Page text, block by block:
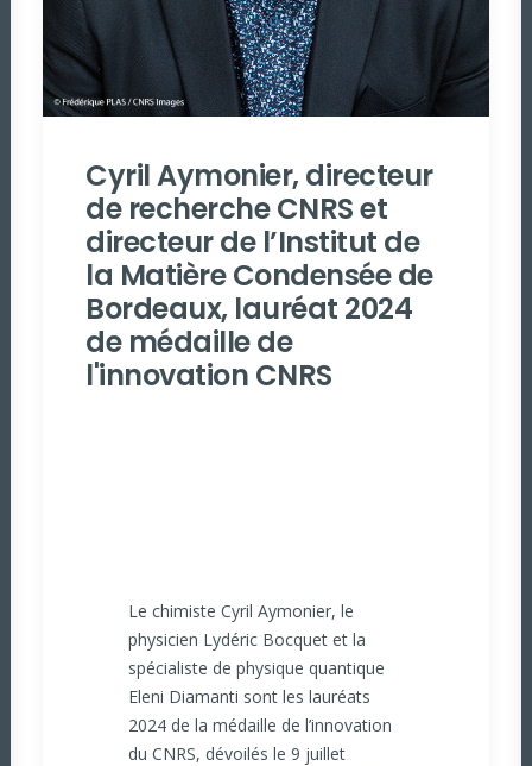
Cyril Aymonier, directeur
de recherche CNRS et
directeur de l’Institut de
la Matière Condensée de
Bordeaux, lauréat 2024
de médaille de
l'innovation CNRS
Le chimiste Cyril Aymonier, le
physicien Lydéric Bocquet et la
spécialiste de physique quantique
Eleni Diamanti sont les lauréats
2024 de la médaille de l’innovation
du CNRS, dévoilés le 9 juillet